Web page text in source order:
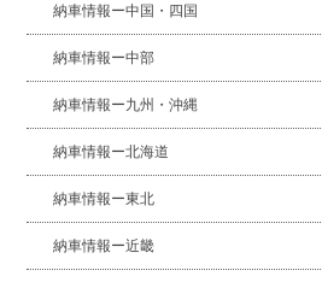
納車情報ー中国・四国
納車情報ー中部
納車情報ー九州・沖縄
納車情報ー北海道
納車情報ー東北
納車情報ー近畿